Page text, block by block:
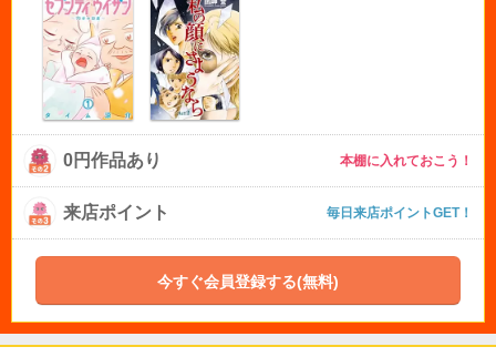
0円作品あり 本棚に入れておこう！
来店ポイント 毎日来店ポイントGET！
今すぐ会員登録する(無料)